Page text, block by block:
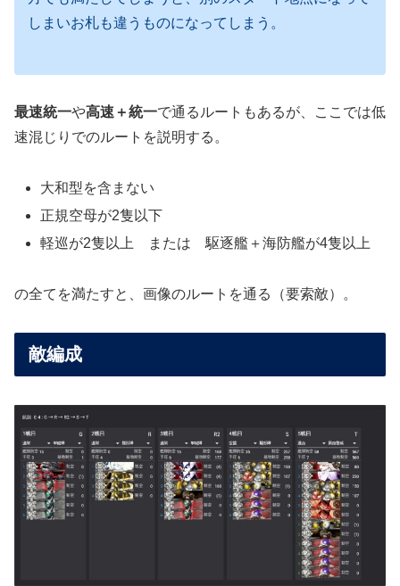
しまいお札も違うものになってしまう。
最速統一や高速＋統一で通るルートもあるが、ここでは低
速混じりでのルートを説明する。
大和型を含まない
正規空母が2隻以下
軽巡が2隻以上 または 駆逐艦＋海防艦が4隻以上
の全てを満たすと、画像のルートを通る（要索敵）。
敵編成